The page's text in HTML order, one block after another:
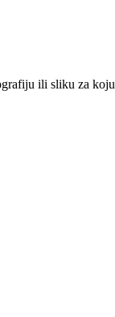
ili sliku za